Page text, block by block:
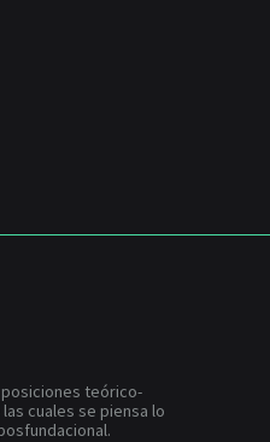
teórico-
cuales se piensa lo